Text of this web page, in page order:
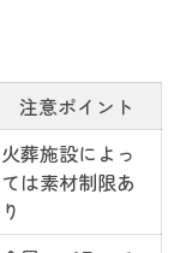
注意ポイント
火葬施設によっ
ては素材制限あ
り